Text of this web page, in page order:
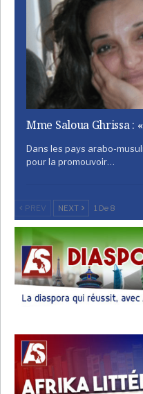
Mme Saloua Ghrissa :
Dans les pays arabo-
pour la promouvoir…
PREV NEXT 1 De 8